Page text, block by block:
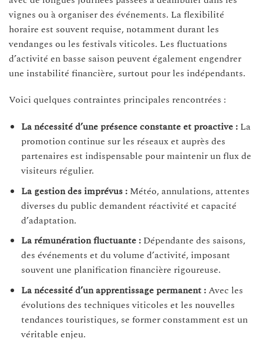
vignes ou à organiser des événements. La flexibilité
horaire est souvent requise, notamment durant les
vendanges ou les festivals viticoles. Les fluctuations
d’activité en basse saison peuvent également engendrer
une instabilité financière, surtout pour les indépendants.
Voici quelques contraintes principales rencontrées :
La nécessité d’une présence constante et proactive :La
promotion continue sur les réseaux et auprès des
partenaires est indispensable pour maintenir un flux de
visiteurs régulier.
La gestion des imprévus :Météo, annulations, attentes
diverses du public demandent réactivité et capacité
d’adaptation.
La rémunération fluctuante :Dépendante des saisons,
des événements et du volume d’activité, imposant
souvent une planification financière rigoureuse.
La nécessité d’un apprentissage permanent :Avec les
évolutions des techniques viticoles et les nouvelles
tendances touristiques, se former constamment est un
véritable enjeu.